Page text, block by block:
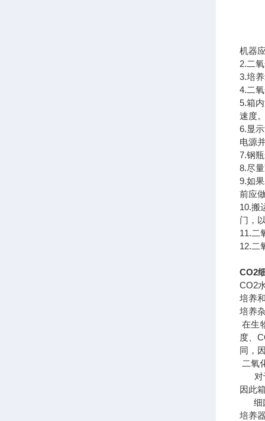
机器
2.二
3.培
4.二
5.箱
速度
6.显
电源
7.钢
8.尽
9.如
前应
10.搬
门，
11.二
12.二
CO2
CO2
培养
培养
在生
度、
同，
二氧
对于
因此
细菌
培养